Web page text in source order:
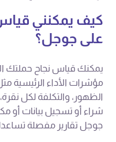
كيف يمكنني قياس
على جوجل؟
يمكنك قياس نجاح حملتك
مؤشرات الأداء الرئيسية
الظهور، والتكلفة لكل
شراء أو تسجيل بيانات أو
جوجل تقارير مفصلة